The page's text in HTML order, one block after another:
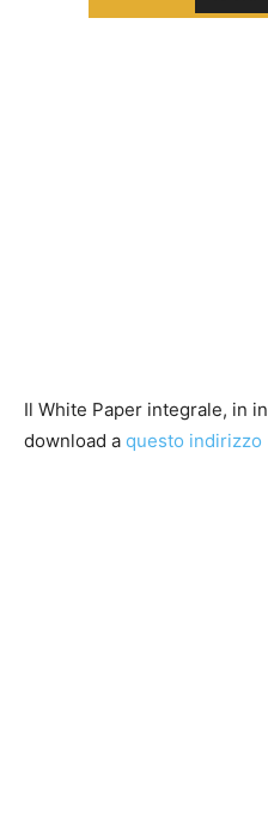
Il White Paper integrale, in
download a questo indirizzo